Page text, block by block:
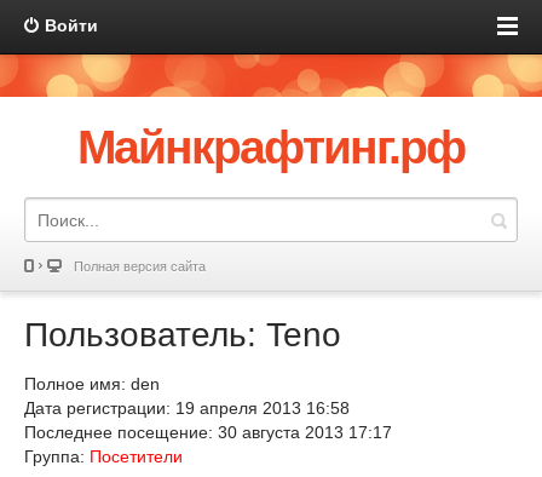
Войти
Майнкрафтинг.рф
Полная версия сайта
Пользователь: Teno
Полное имя: den
Дата регистрации: 19 апреля 2013 16:58
Последнее посещение: 30 августа 2013 17:17
Группа: Посетители